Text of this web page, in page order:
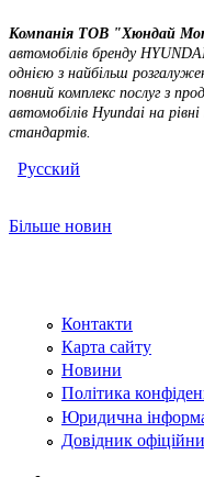
Компанія ТOВ "Хюндай
автомобілів бренду
однією з найбільш
повний комплекс послуг з
автомобілів Hyundai на рівні
стандартів.
Русский
Більше новин
Контакти
Карта сайту
Новини
Політика
Юридична
Довідник